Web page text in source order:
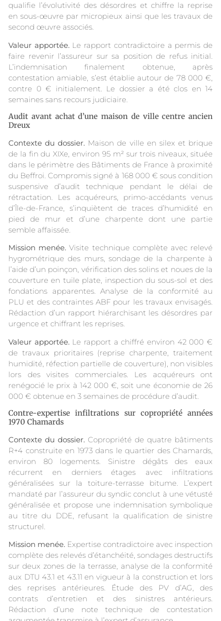
qualifie l’évolutivité des désordres et chiffre la reprise
en sous-œuvre par micropieux ainsi que les travaux de
second œuvre associés.
Valeur apportée. Le rapport contradictoire a permis de
faire revenir l’assureur sur sa position de refus initial.
L’indemnisation finalement obtenue, après
contestation amiable, s’est établie autour de 78 000 €,
contre 0 € initialement. Le dossier a été clos en 14
semaines sans recours judiciaire.
Audit avant achat d’une maison de ville centre ancien
Dreux
Contexte du dossier. Maison de ville en silex et brique
de la fin du XIXe, environ 95 m² sur trois niveaux, située
dans le périmètre des Bâtiments de France à proximité
du Beffroi. Compromis signé à 168 000 € sous condition
suspensive d’audit technique pendant le délai de
rétractation. Les acquéreurs, primo-accédants venus
d’Île-de-France, s’inquiètent de traces d’humidité en
pied de mur et d’une charpente dont une partie
semble affaissée.
Mission menée. Visite technique complète avec relevé
hygrométrique des murs, sondage de la charpente à
l’aide d’un poinçon, vérification des solins et noues de la
couverture en tuile plate, inspection du sous-sol et des
fondations apparentes. Analyse de la conformité au
PLU et des contraintes ABF pour les travaux envisagés.
Rédaction d’un rapport hiérarchisant les désordres par
urgence et chiffrant les reprises.
Valeur apportée. Le rapport a chiffré environ 42 000 €
de travaux prioritaires (reprise charpente, traitement
humidité, réfection partielle de couverture), non visibles
lors des visites commerciales. Les acquéreurs ont
renégocié le prix à 142 000 €, soit une économie de 26
000 € obtenue en 3 semaines de procédure d’audit.
Contre-expertise infiltrations sur copropriété années
1970 Chamards
Contexte du dossier. Copropriété de quatre bâtiments
R+4 construite en 1973 dans le quartier des Chamards,
environ 80 logements. Sinistre dégâts des eaux
récurrent en derniers étages avec infiltrations
généralisées sur la toiture-terrasse bitume. L’expert
mandaté par l’assureur du syndic conclut à une vétusté
généralisée et propose une indemnisation symbolique
au titre du DDE, refusant la qualification de sinistre
structurel.
Mission menée. Expertise contradictoire avec inspection
complète des relevés d’étanchéité, sondages destructifs
sur deux zones de la terrasse, analyse de la conformité
aux DTU 43.1 et 43.11 en vigueur à la construction et lors
des reprises antérieures. Étude des PV d’AG, des
contrats d’entretien et des sinistres antérieurs.
Rédaction d’une note technique de contestation